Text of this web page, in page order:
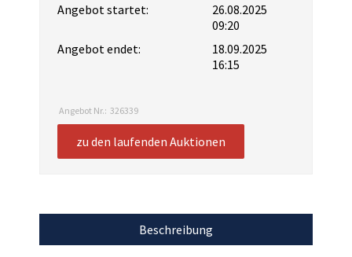
Angebot startet:
26.08.2025
09:20
Angebot endet:
18.09.2025
16:15
Angebot Nr.: 326339
zu den laufenden Auktionen
Beschreibung